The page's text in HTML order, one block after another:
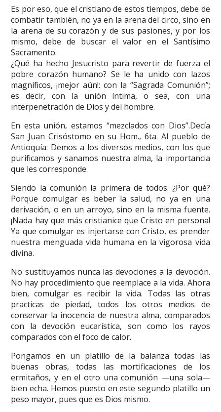
Es por eso, que el cristiano de estos tiempos, debe de
combatir también, no ya en la arena del circo, sino en
la arena de su corazón y de sus pasiones, y por los
mismo, debe de buscar el valor en el Santísimo
Sacramento.
¿Qué ha hecho Jesucristo para revertir de fuerza el
pobre corazón humano? Se le ha unido con lazos
magníficos, ¡mejor aún!: con la “Sagrada Comunión”;
es decir, con la unión íntima, o sea, con una
interpenetración de Dios y del hombre.
En esta unión, estamos “mezclados con Dios”.Decía
San Juan Crisóstomo en su Hom., 6ta. Al pueblo de
Antioquía: Demos a los diversos medios, con los que
purificamos y sanamos nuestra alma, la importancia
que les corresponde.
Siendo la comunión la primera de todos. ¿Por qué?
Porque comulgar es beber la salud, no ya en una
derivación, o en un arroyo, sino en la misma fuente.
¡Nada hay que más cristianice que Cristo en persona!
Ya que comulgar es injertarse con Cristo, es prender
nuestra menguada vida humana en la vigorosa vida
divina.
No sustituyamos nunca las devociones a la devoción.
No hay procedimiento que reemplace a la vida. Ahora
bien, comulgar es recibir la vida. Todas las otras
practicas de piedad, todos los otros medios de
conservar la inocencia de nuestra alma, comparados
con la devoción eucarística, son como los rayos
comparados con el foco de calor.
Pongamos en un platillo de la balanza todas las
buenas obras, todas las mortificaciones de los
ermitaños, y en el otro una comunión —una sola—
bien echa. Hemos puesto en este segundo platillo un
peso mayor, pues que es Dios mismo.